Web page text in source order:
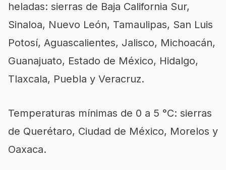
heladas: sierras de Baja California Sur,
Sinaloa, Nuevo León, Tamaulipas, San Luis
Potosí, Aguascalientes, Jalisco, Michoacán,
Guanajuato, Estado de México, Hidalgo,
Tlaxcala, Puebla y Veracruz.
Temperaturas mínimas de 0 a 5 °C: sierras
de Querétaro, Ciudad de México, Morelos y
Oaxaca.